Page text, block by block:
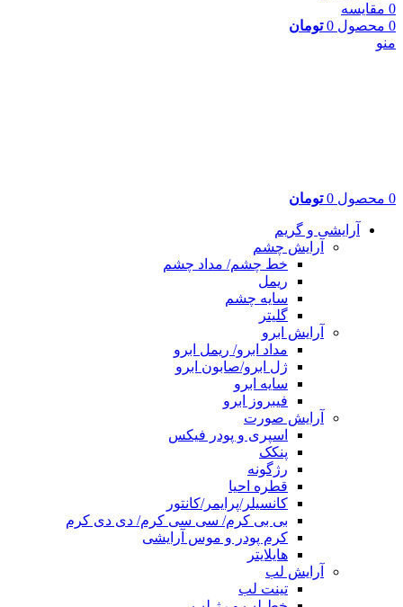
0 مقایسه
0 محصول 0 تومان
منو
0 محصول 0 تومان
آرایشی و گریم
آرایش چشم
خط چشم/ مداد چشم
ریمل
سایه چشم
گلیتر
آرایش ابرو
مداد ابرو/ ریمل ابرو
ژل ابرو/صابون ابرو
سایه ابرو
فیبروز ابرو
آرایش صورت
اسپری و پودر فیکس
پنکک
رژگونه
قطره احیا
کانسیلر/پرایمر/کانتور
بی بی کرم/ سی سی کرم/ دی دی کرم
کرم پودر و موس آرایشی
هایلایتر
آرایش لب
تینت لب